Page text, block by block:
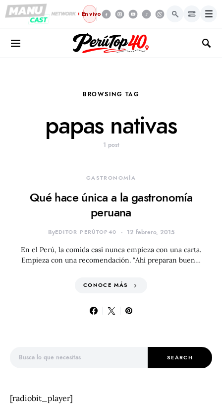
En vivo Menú
BROWSING TAG
papas nativas
1 post
GASTRONOMÍA
Qué hace única a la gastronomía
peruana
ByEDITOR PERÚTOP40 12 febrero, 2015
En el Perú, la comida casi nunca empieza con una carta.
Empieza con una recomendación. “Ahí preparan buen…
CONOCE MÁS
SEARCH
[radiobit_player]